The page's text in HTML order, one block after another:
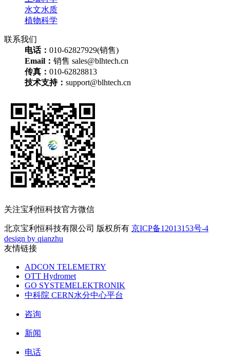
水文水质
植物科学
联系我们
电话： 010-62827929(销售)
Email： 销售 sales@blhtech.cn
传真： 010-62828813
技术支持： support@blhtech.cn
关注宝利恒科技官方微信
北京宝利恒科技有限公司 版权所有 京ICP备12013153号-4
design by qianzhu
友情链接
ADCON TELEMETRY
OTT Hydromet
GO SYSTEMELEKTRONIK
中科院 CERN水分中心平台
咨询
新闻
电话